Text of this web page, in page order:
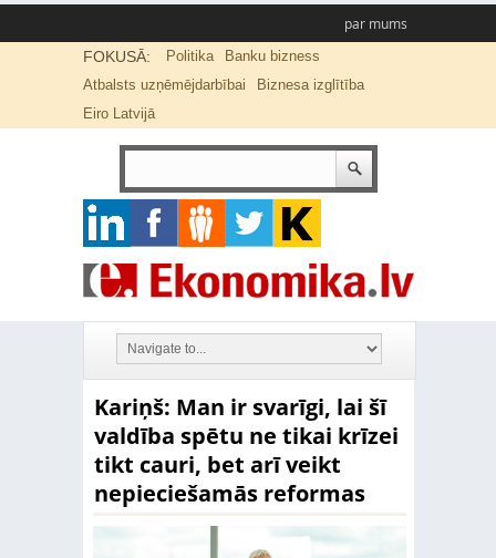
par mums
FOKUSĀ: Politika
Banku bizness
Atbalsts uzņēmējdarbībai
Biznesa izglītība
Eiro Latvijā
Kariņš: Man ir svarīgi, lai šī
valdība spētu ne tikai krīzei
tikt cauri, bet arī veikt
nepieciešamās reformas